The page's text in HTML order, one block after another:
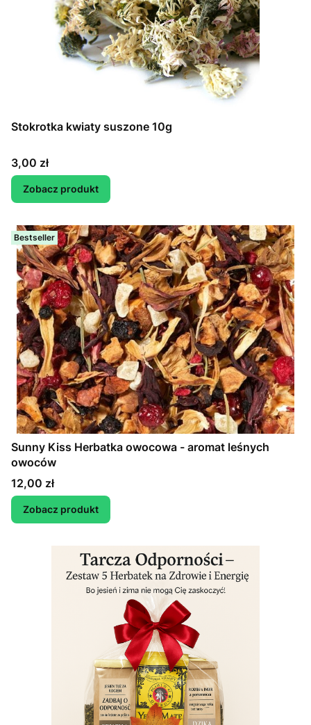
Stokrotka kwiaty suszone 10g
Cena
3,00 zł
Zobacz produkt
Bestseller
Sunny Kiss Herbatka owocowa - aromat leśnych
owoców
Cena
12,00 zł
Zobacz produkt